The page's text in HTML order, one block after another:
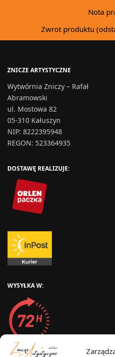
Nota
Zwrot produktu
ZNICZE ARTYSTYCZNE
Wytwórnia Zniczy – Rafał
Abramowski
ul. Mostowa 82
05-310 Kałuszyn
NIP: 8222395948
REGON: 523364935
DOSTAWĘ REALIZUJE:
WYSYŁKA W: